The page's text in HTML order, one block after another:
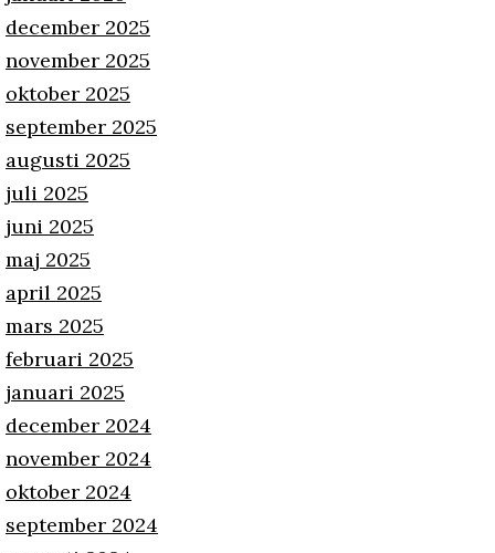
december 2025
november 2025
oktober 2025
september 2025
augusti 2025
juli 2025
juni 2025
maj 2025
april 2025
mars 2025
februari 2025
januari 2025
december 2024
november 2024
oktober 2024
september 2024